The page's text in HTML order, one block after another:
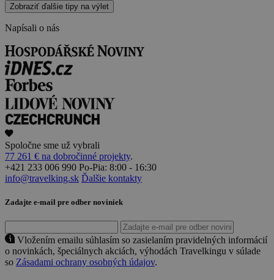
Zobraziť ďalšie tipy na výlet
Napísali o nás
Spoločne sme už vybrali
77 261 € na dobročinné projekty.
+421 233 006 990 Po-Pia: 8:00 - 16:30
info@travelking.sk Ďalšie kontakty
Zadajte e-mail pre odber noviniek
Vložením emailu súhlasím so zasielaním pravidelných informácií
o novinkách, špeciálnych akciách, výhodách Travelkingu v súlade
so Zásadami ochrany osobných údajov.